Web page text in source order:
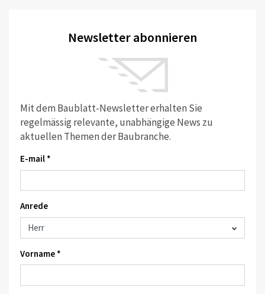
Newsletter abonnieren
Mit dem Baublatt-Newsletter erhalten Sie
regelmässig relevante, unabhängige News zu
aktuellen Themen der Baubranche.
E-mail *
Anrede
Vorname *